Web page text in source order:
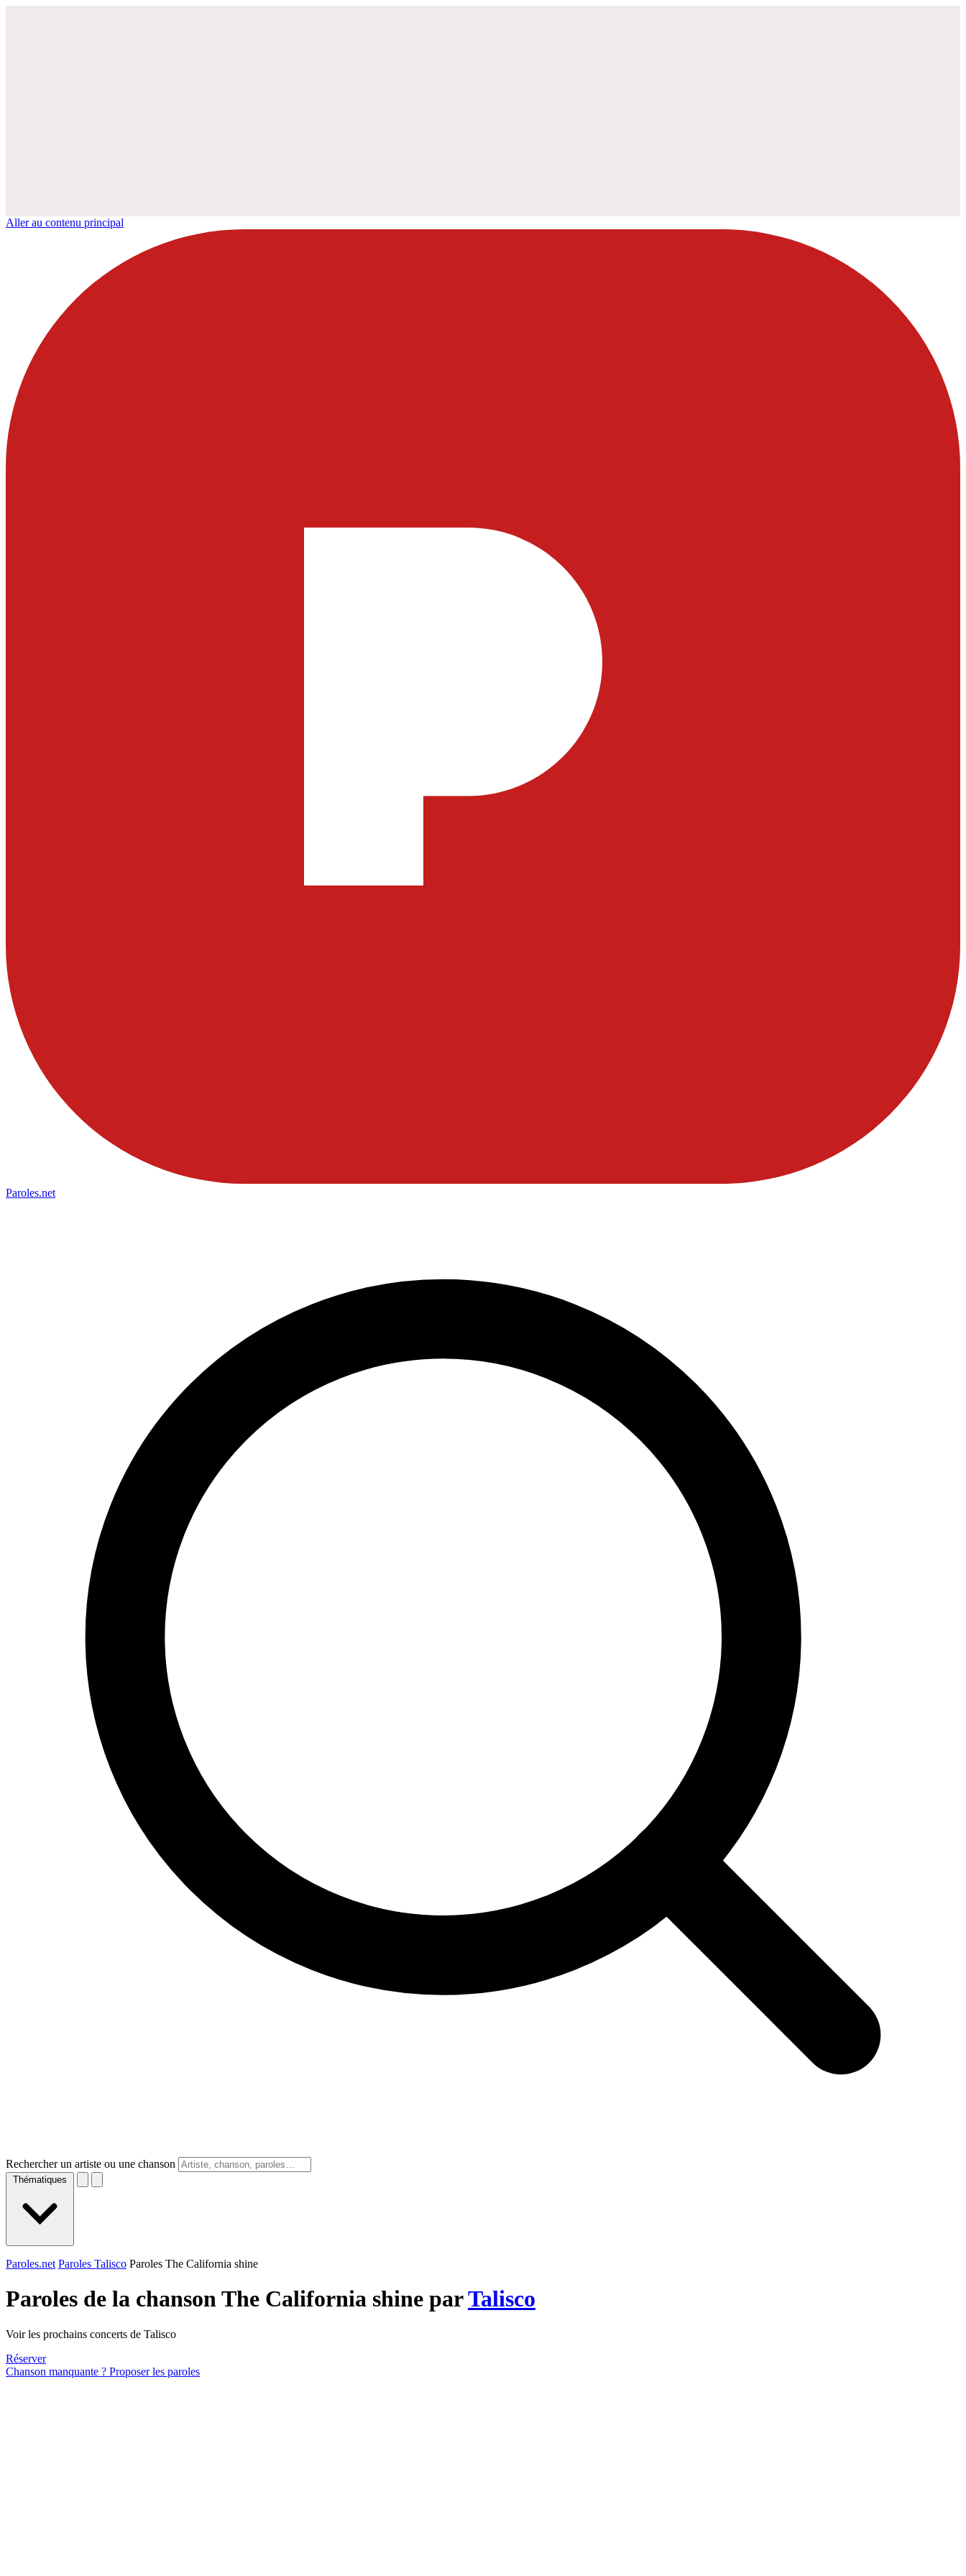
Aller au contenu principal
Paroles.net
Rechercher un artiste ou une chanson
Thématiques
Paroles.net Paroles Talisco Paroles The California shine
Paroles de la chanson The California shine parTalisco
Voir les prochains concerts de Talisco
Réserver
Chanson manquante ? Proposer les paroles